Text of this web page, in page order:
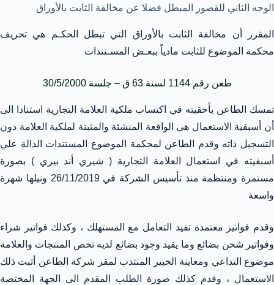
الوجه الثاني للقصور المبطل فضلا عن مخالفة الثابت بالأوراق
المقرر أن مخالفة الثابت بالأوراق التي تبطل الحكـم هي تحريف
محكمة الموضوع للثابت مادياً ببعـض المسـتندات
طعن رقم 1144 لسنة 63 ق – جلسة 30/5/2000
تمسك الطاعن بأحقيته في اكتساب ملكية العلامة التجارية استنادا الى
أن أسبقية الاستعمال هي الواقعة المنشئة والمثبتة لملكية العلامة دون
التسجيل ذاته وقدم الطاعن لمحكمة الموضوع المستندات الدالة علي
أسبقيته في استعمال العلامة التجارية ( شيري أند بيري ) بصورة
مستمرة ومنتظمة منذ تأسيس الشركة في 26/11/2019 ونيلها شهرة
واسعة
وقدم فواتير معتمدة تفيد التعامل مع المستهلك ، وكذلك فواتير شراء
وفواتير شحن بضائع وما يفيد وجود بضائع لديه تخص المنتجات والعلامة
موضوع التداعي ومعاينة الخبير المنتدب لمقر شركة الطاعن أثبت ذلك
الاستعمال ، وقدم كذلك صورة الطلب المقدم الى الجهة المختصة